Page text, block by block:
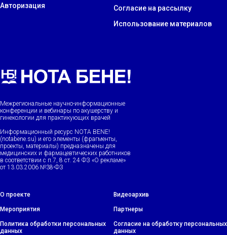
Авторизация
Согласие на рассылку
Использование материалов
Межрегиональные научно-информационные
конференции и вебинары по акушерству и
гинекологии для практикующих врачей
Информационный ресурс NOTA BENE!
(notabene.su) и его элементы (фрагменты,
проекты, материалы) предназначены для
медицинских и фармацевтических работников
в соответствии с п.7, 8 ст. 24 ФЗ «О рекламе»
от 13.03.2006 №38-ФЗ
О проекте
Мероприятия
Политика обработки персональных
данных
Видеоархив
Партнеры
Согласие на обработку персональных
данных